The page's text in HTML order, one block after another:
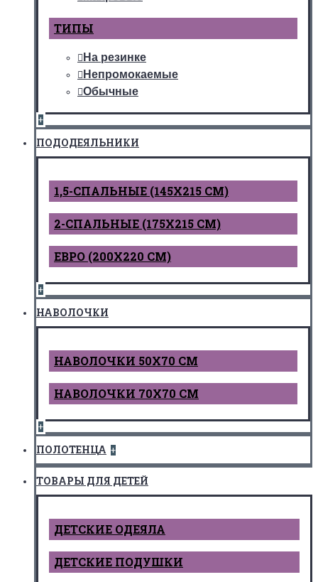
ТИПЫ
На резинке
Непромокаемые
Обычные
+
ПОДОДЕЯЛЬНИКИ
1,5-СПАЛЬНЫЕ (145Х215 СМ)
2-СПАЛЬНЫЕ (175Х215 СМ)
ЕВРО (200Х220 СМ)
+
НАВОЛОЧКИ
НАВОЛОЧКИ 50Х70 СМ
НАВОЛОЧКИ 70Х70 СМ
+
ПОЛОТЕНЦА +
ТОВАРЫ ДЛЯ ДЕТЕЙ
ДЕТCКИЕ ОДЕЯЛА
ДЕТСКИЕ ПОДУШКИ